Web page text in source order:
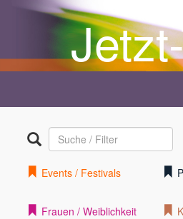
Events / Festivals
Frauen / Weiblichkeit